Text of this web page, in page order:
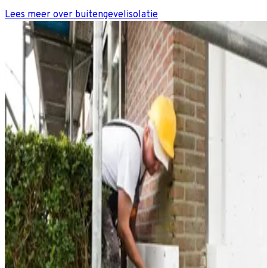
Lees meer over buitengevelisolatie